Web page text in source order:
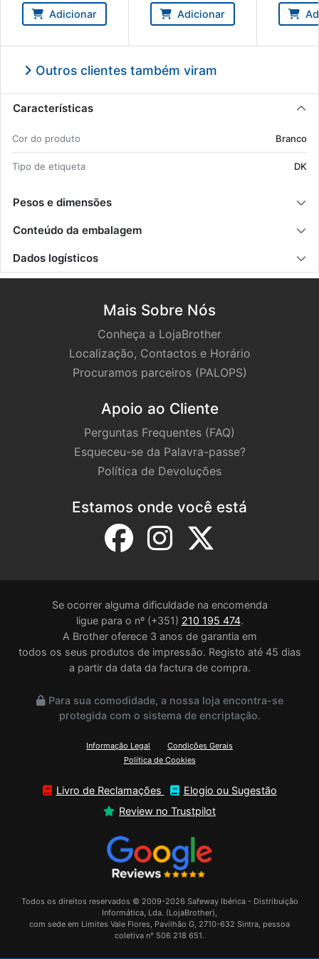
mm - Brother DK11204
Adicionar Adicionar
Brother
Outros clientes também viram
Características
Cor do pro­duto Branco
Tipo de eti­queta DK
Pesos e dimensões
Conteúdo da embalagem
Dados logísticos
Mais Sobre Nós
Conheça a LojaBrother
Localização, Contactos e Horário
Procuramos parceiros (PALOPS)
Apoio ao Cliente
Perguntas Frequentes (FAQ)
Esqueceu-se da Palavra-passe?
Política de Devoluções
Estamos onde você está
Se ocorrer alguma dificuldade na encomenda
ligue para o nº (+351) 210 195 474.
A Brother oferece 3 anos de garantia em
todos os seus produtos de impressão. Registo até 45 dias
a partir da data da factura de compra.
Para sua comodidade, a nossa loja encontra-se
protegida com o sistema de encriptação.
Informação Legal
Condições Gerais
Política de Cookies
Livro de Reclamações
Elogio ou Sugestão
Review no Trustpilot
Todos os direitos reservados © 2009-2026 Safeway Ibérica - Distribuição
Informática, Lda. (LojaBrother),
com sede em Limites Vale Flores, Pavilhão G, 2710-632 Sintra, pessoa
coletiva n° 506 218 651.